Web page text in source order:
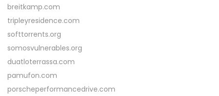
breitkamp.com
tripleyresidence.com
softtorrents.org
somosvulnerables.org
duatloterrassa.com
pamufon.com
porscheperformancedrive.com